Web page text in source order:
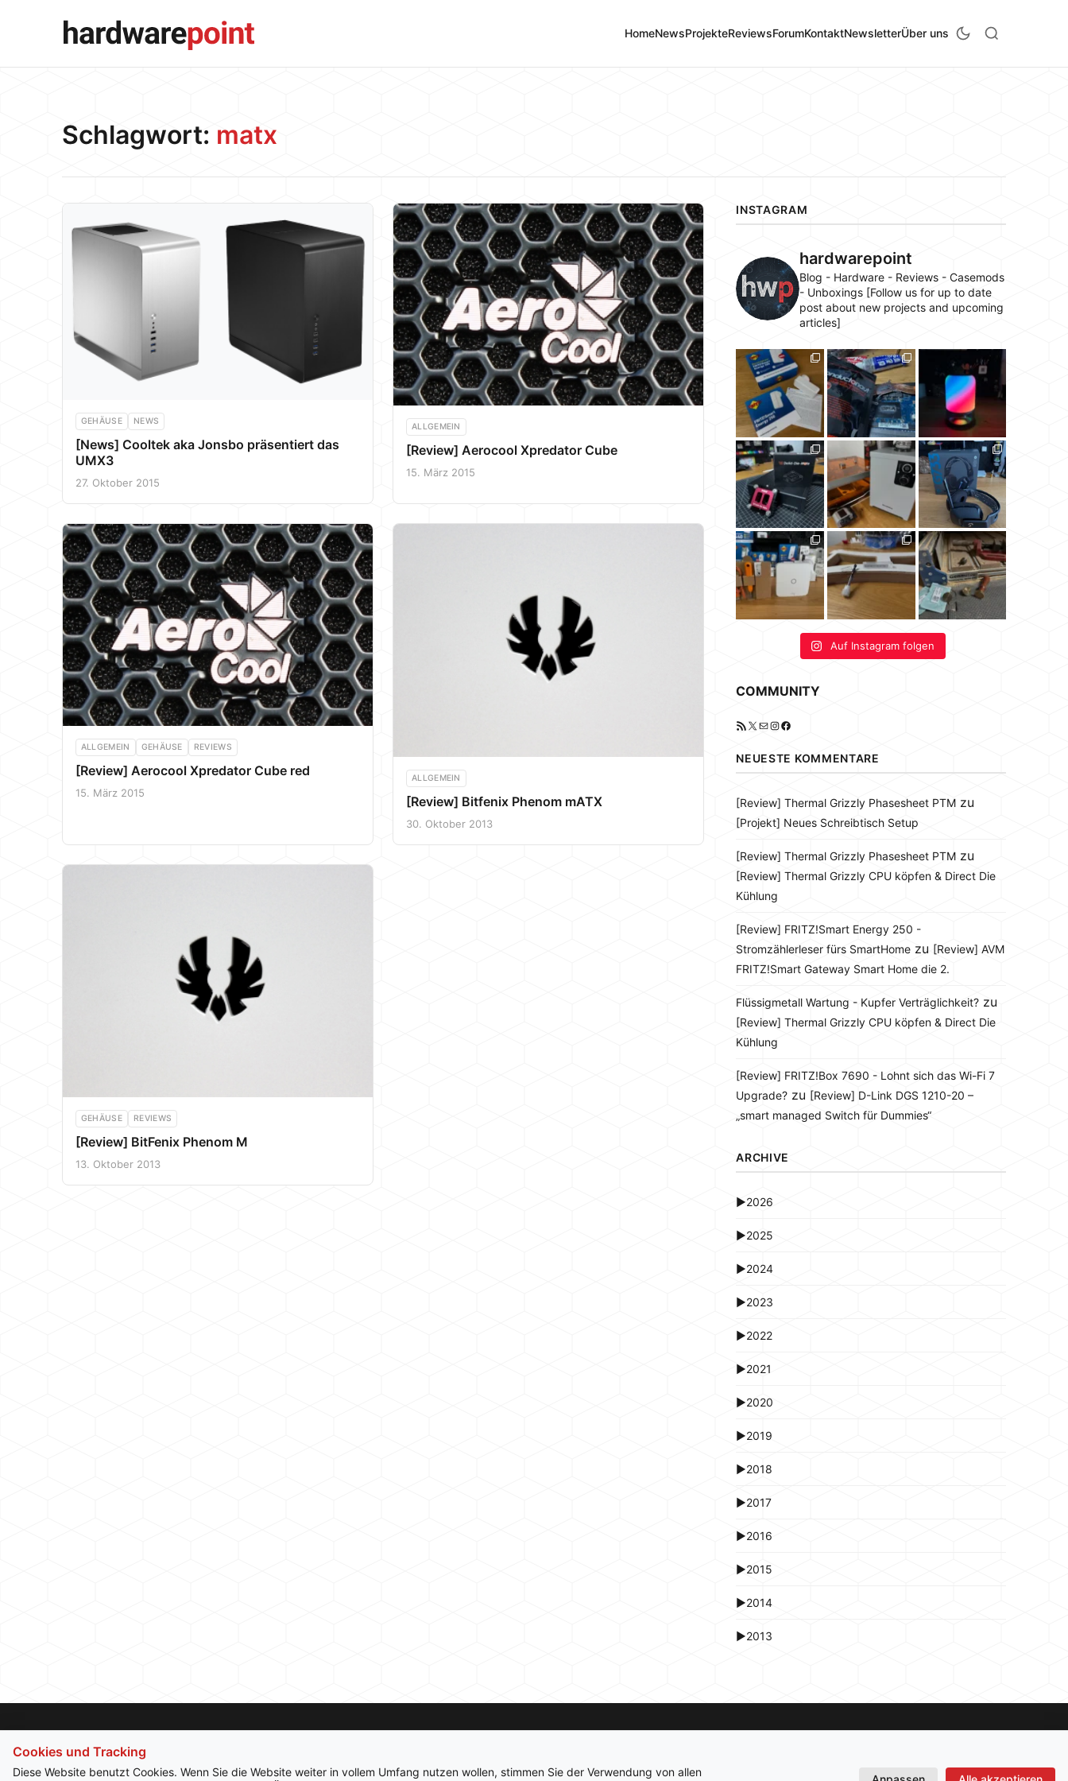
HomeNewsProjekteReviewsForumKontaktNewsletterÜber uns
Schlagwort: matx
GEHÄUSE NEWS
[News] Cooltek aka Jonsbo präsentiert das
UMX3
27. Oktober 2015
ALLGEMEIN
[Review] Aerocool Xpredator Cube
15. März 2015
ALLGEMEIN GEHÄUSE REVIEWS
[Review] Aerocool Xpredator Cube red
15. März 2015
ALLGEMEIN
[Review] Bitfenix Phenom mATX
30. Oktober 2013
GEHÄUSE REVIEWS
[Review] BitFenix Phenom M
13. Oktober 2013
INSTAGRAM
hardwarepoint
Blog - Hardware - Reviews - Casemods
- Unboxings [Follow us for up to date
post about new projects and upcoming
articles]
Auf Instagram folgen
COMMUNITY
RSS-Feed
X E-MailInstagram
Facebook
NEUESTE KOMMENTARE
[Review] Thermal Grizzly Phasesheet PTM zu
[Projekt] Neues Schreibtisch Setup
[Review] Thermal Grizzly Phasesheet PTM zu
[Review] Thermal Grizzly CPU köpfen & Direct Die
Kühlung
[Review] FRITZ!Smart Energy 250 -
Stromzählerleser fürs SmartHome zu [Review] AVM
FRITZ!Smart Gateway Smart Home die 2.
Flüssigmetall Wartung - Kupfer Verträglichkeit? zu
[Review] Thermal Grizzly CPU köpfen & Direct Die
Kühlung
[Review] FRITZ!Box 7690 - Lohnt sich das Wi-Fi 7
Upgrade? zu [Review] D-Link DGS 1210-20 –
„smart managed Switch für Dummies“
ARCHIVE
►2026
►2025
►2024
►2023
►2022
►2021
►2020
►2019
►2018
►2017
►2016
►2015
►2014
►2013
Cookies und Tracking
Diese Website benutzt Cookies. Wenn Sie die Website weiter in vollem Umfang nutzen wollen, stimmen Sie der Verwendung von allen